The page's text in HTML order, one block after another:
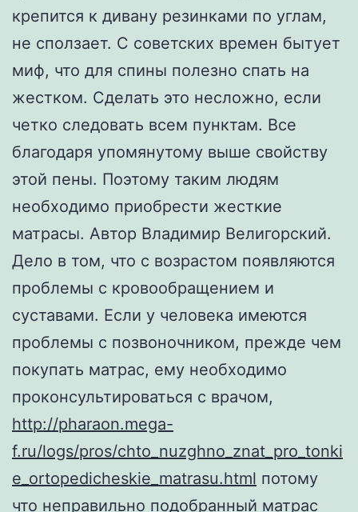
крепится к дивану резинками по углам,
не сползает. С советских времен бытует
миф, что для спины полезно спать на
жестком. Сделать это несложно, если
четко следовать всем пунктам. Все
благодаря упомянутому выше свойству
этой пены. Поэтому таким людям
необходимо приобрести жесткие
матрасы. Автор Владимир Велигорский.
Дело в том, что с возрастом появляются
проблемы с кровообращением и
суставами. Если у человека имеются
проблемы с позвоночником, прежде чем
покупать матрас, ему необходимо
проконсультироваться с врачом,
http://pharaon.mega-
f.ru/logs/pros/chto_nuzghno_znat_pro_tonki
e_ortopedicheskie_matrasu.html потому
что неправильно подобранный матрас